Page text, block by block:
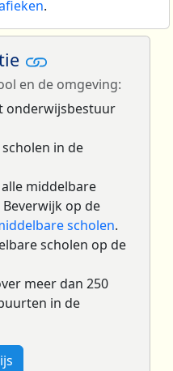
.
en de omgeving:
onderwijsbestuur
in de
middelbare
op de
scholen.
scholen op de
meer dan 250
in de